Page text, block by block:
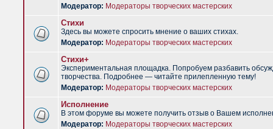
Модератор: Модераторы творческих мастерских
Стихи
Здесь вы можете спросить мнение о ваших стихах.
Модератор: Модераторы творческих мастерских
Стихи+
Экспериментальная площадка. Попробуем разбавить
творчества. Подробнее — читайте прилепленную тему!
Модератор: Модераторы творческих мастерских
Исполнение
В этом форуме вы можете получить отзыв о Вашем
Модератор: Модераторы творческих мастерских